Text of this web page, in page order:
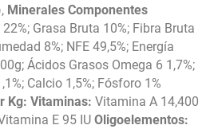
Minerales Componentes
Grasa Bruta 10%; Fibra Bruta
8%; NFE 49,5%; Energía
Ácidos Grasos Omega 6 1,7%;
Calcio 1,5%; Fósforo 1%
Kg: Vitaminas: Vitamina A 14,400
E 95 IU Oligoelementos: